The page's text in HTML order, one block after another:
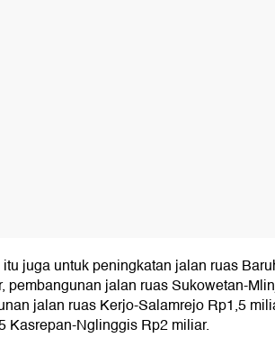
juga untuk peningkatan jalan ruas
pembangunan jalan ruas Sukowetan-
jalan ruas Kerjo-Salamrejo Rp1,5
Kasrepan-Nglinggis Rp2 miliar.